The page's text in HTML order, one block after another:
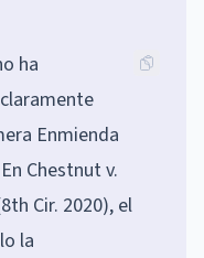
ha
Enmienda
Chestnut v.
Cir. 2020), el
la